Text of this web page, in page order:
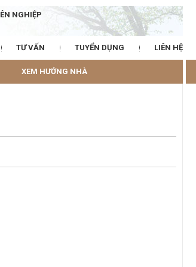
NGHIỆP
TƯ VẤN TUYỂN DỤNG LIÊN HỆ
XEM HƯỚNG NHÀ